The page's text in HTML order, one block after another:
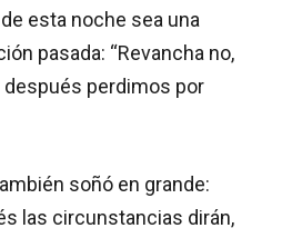
esta noche sea una
pasada: “Revancha no,
después perdimos por
soñó en grande:
las circunstancias dirán,